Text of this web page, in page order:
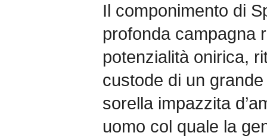
Il componimento di
profonda campagna
potenzialità onirica,
custode di un
sorella impazzita
uomo col quale la